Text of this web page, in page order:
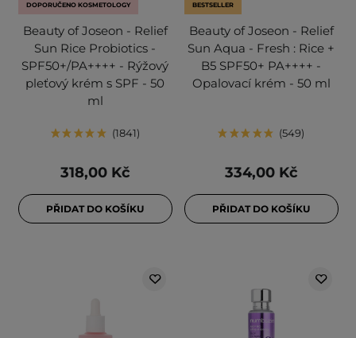
DOPORUČENO KOSMETOLOGY
Beauty of Joseon - Relief
Sun Rice Probiotics -
SPF50+/PA++++ - Rýžový
pleťový krém s SPF - 50
ml
1841
318,00 Kč
PŘIDAT DO KOŠÍKU
BESTSELLER
Beauty of Joseon - Relief
Sun Aqua - Fresh : Rice +
B5 SPF50+ PA++++ -
Opalovací krém - 50 ml
549
334,00 Kč
PŘIDAT DO KOŠÍKU